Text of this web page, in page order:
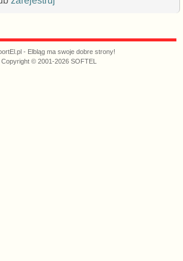
- Elbląg ma swoje dobre strony!
Copyright © 2001-2026 SOFTEL